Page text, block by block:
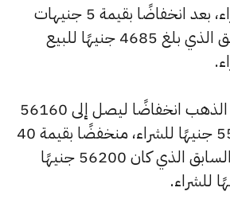
و4645 جنيهًا للشراء، بعد انخفاضًا بقيمة 5 جنيهات
مقارنة بالسعر السابق الذي بلغ 4685 جنيهًا للبيع
وسجل سعر الجنيه الذهب انخفاضًا ليصل إلى 56160
جنيهًا للبيع و55760 جنيهًا للشراء، منخفضًا بقيمة 40
جنيهات عن السعر السابق الذي كان 56200 جنيهًا